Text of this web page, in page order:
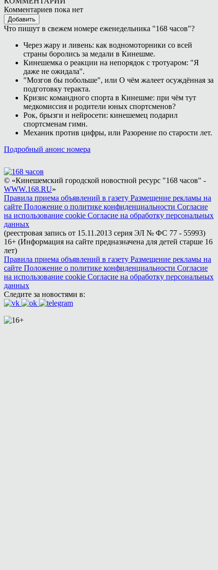
Комментариев пока нет
Добавить
Что пишут в свежем номере еженедельника "168 часов"?
Через жару и ливень: как водномоторники со всей
страны боролись за медали в Кинешме.
Кинешемка о реакции на непорядок с тротуаром: "Я
даже не ожидала".
"Мозгов бы побольше", или О чём жалеет осуждённая за
подготовку теракта.
Кризис командного спорта в Кинешме: при чём тут
медкомиссия и родители юных спортсменов?
Рок, брызги и нейросети: кинешемец подарил
спортсменам гимн.
Механик против цифры, или Разорение по старости лет.
Подробный анонс номера
© «Кинешемский городской новостной ресурс "168 часов" -
WWW.168.RU»
Правила приема объявлений в газету Размещение рекламы на
сайте Положение о политике конфиденциальности Согласие
на использование cookie Согласие на обработку персональных
данных
(реестровая запись от 15.11.2013 серия ЭЛ № ФС 77 - 55993)
16+ (Информация на сайте предназначена для детей старше 16
лет)
Правила приема объявлений в газету Размещение рекламы на
сайте Положение о политике конфиденциальности Согласие
на использование cookie Согласие на обработку персональных
данных
Следите за новостями в: